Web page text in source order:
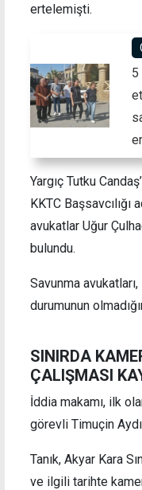
ertelemişti.
5
Yargıç Tutku
KKTC Başsavcılığı
avukatlar Uğur
bulundu.
Savunma
durumunun
SINIRDA
ÇALIŞMASI
İddia makamı, ilk
görevli Timuçin
Tanık, Akyar Kara
ve ilgili tarihte